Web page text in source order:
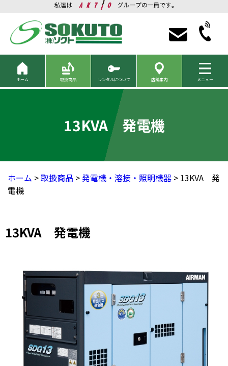
ホーム 取扱商品 レンタルについて 店舗案内 メニュー
13KVA 発電機
ホーム >取扱商品 >発電機・溶接・照明機器 > 13KVA 発
電機
13KVA 発電機